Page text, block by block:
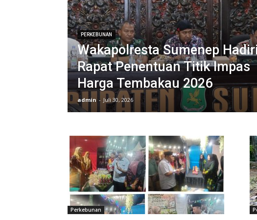
PERKEBUNAN
Wakapolresta Sumenep
Rapat Penentuan Titik Impas
Harga Tembakau 2026
admin - Juli 30, 2026
Perkebunan